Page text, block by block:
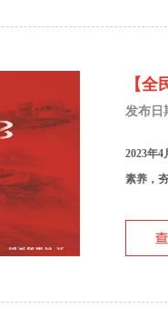
【
发布日
2023年
素养，